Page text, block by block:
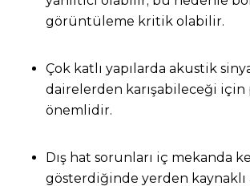
görüntüleme kritik olabilir.
Çok katlı yapılarda akustik
dairelerden karışabileceği için
önemlidir.
Dış hat sorunları iç mekanda
gösterdiğinde yerden kaynaklı